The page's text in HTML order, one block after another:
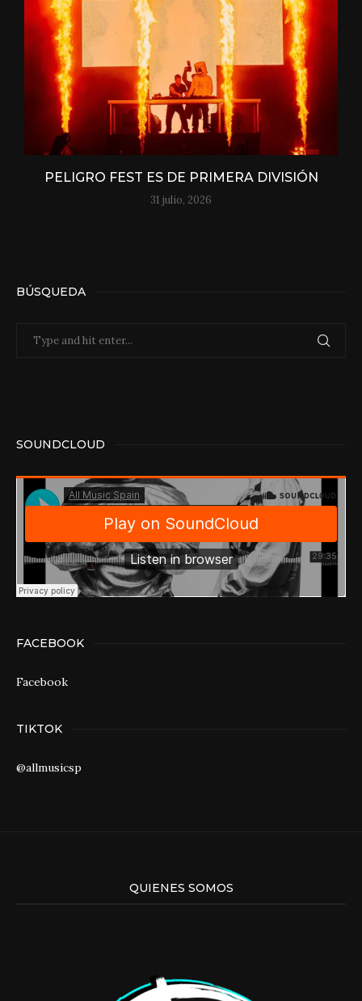
PELIGRO FEST ES DE PRIMERA DIVISIÓN
31 julio, 2026
BÚSQUEDA
SOUNDCLOUD
FACEBOOK
Facebook
TIKTOK
@allmusicsp
QUIENES SOMOS